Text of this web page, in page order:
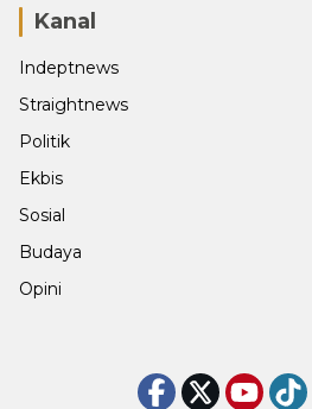
Kanal
Indeptnews
Straightnews
Politik
Ekbis
Sosial
Budaya
Opini